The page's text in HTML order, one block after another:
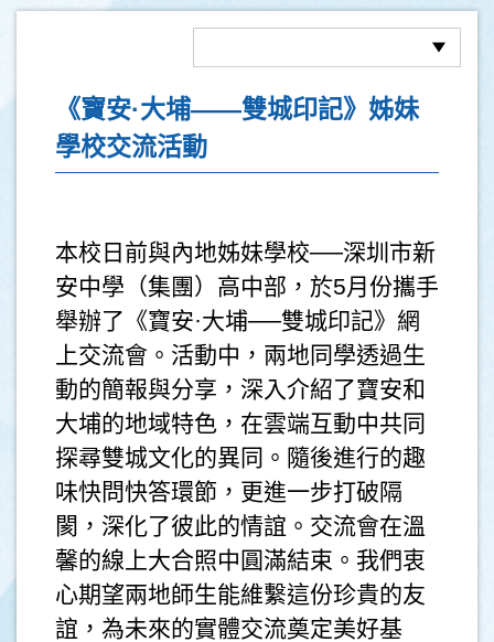
《寶安·大埔——雙城印記》姊妹
學校交流活動
本校日前與內地姊妹學校──深圳市新
安中學（集團）高中部，於5月份攜手
舉辦了《寶安·大埔──雙城印記》網
上交流會。活動中，兩地同學透過生
動的簡報與分享，深入介紹了寶安和
大埔的地域特色，在雲端互動中共同
探尋雙城文化的異同。隨後進行的趣
味快問快答環節，更進一步打破隔
閡，深化了彼此的情誼。交流會在溫
馨的線上大合照中圓滿結束。我們衷
心期望兩地師生能維繫這份珍貴的友
誼，為未來的實體交流奠定美好基